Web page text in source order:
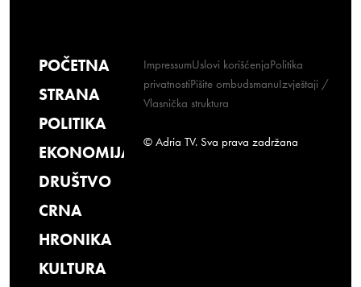
POČETNA
STRANA
POLITIKA
EKONOMIJA
DRUŠTVO
CRNA
HRONIKA
KULTURA
ImpressumUslovi korišćenjaPolitika
privatnostiPišite ombudsmanuIzvještaji /
Vlasnička struktura
© Adria TV. Sva prava zadržana